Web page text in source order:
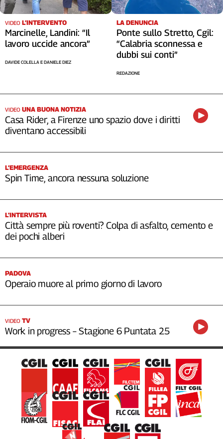
VIDEO L’INTERVENTO
Marcinelle, Landini: “Il
lavoro uccide ancora”
DAVIDE COLELLA E DANIELE DIEZ
LA DENUNCIA
Ponte sullo Stretto, Cgil:
“Calabria sconnessa e
dubbi sui conti”
REDAZIONE
VIDEO UNA BUONA NOTIZIA
Casa Rider, a Firenze uno spazio dove i diritti
diventano accessibili
L’EMERGENZA
Spin Time, ancora nessuna soluzione
L’INTERVISTA
Città sempre più roventi? Colpa di asfalto, cemento e
dei pochi alberi
PADOVA
Operaio muore al primo giorno di lavoro
VIDEO TV
Work in progress – Stagione 6 Puntata 25